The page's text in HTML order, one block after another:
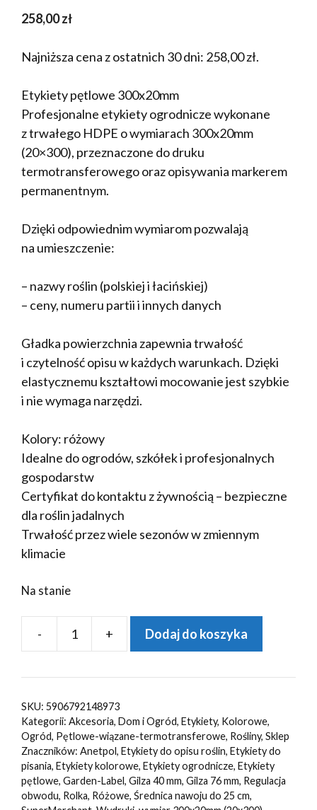
258,00zł
Najniższa cena z ostatnich 30 dni: 258,00zł.
Etykiety pętlowe 300x20mm
Profesjonalne etykiety ogrodnicze wykonane
z trwałego HDPE o wymiarach 300x20mm
(20×300), przeznaczone do druku
termotransferowego oraz opisywania markerem
permanentnym.
Dzięki odpowiednim wymiarom pozwalają
na umieszczenie:
– nazwy roślin (polskiej i łacińskiej)
– ceny, numeru partii i innych danych
Gładka powierzchnia zapewnia trwałość
i czytelność opisu w każdych warunkach. Dzięki
elastycznemu kształtowi mocowanie jest szybkie
i nie wymaga narzędzi.
Kolory: różowy
Idealne do ogrodów, szkółek i profesjonalnych
gospodarstw
Certyfikat do kontaktu z żywnością – bezpieczne
dla roślin jadalnych
Trwałość przez wiele sezonów w zmiennym
klimacie
Na stanie
-
ilość
ogrodnicze/sadownicze
RÓŻOWE
300x20mm(20x300)
(41-
121)
3750szt
+ Dodaj do koszyka
SKU: 5906792148973
Kategorii: Akcesoria, Dom i Ogród, Etykiety, Kolorowe,
Ogród, Pętlowe-wiązane-termotransferowe, Rośliny, Sklep
Znaczników: Anetpol, Etykiety do opisu roślin, Etykiety do
pisania, Etykiety kolorowe, Etykiety ogrodnicze, Etykiety
pętlowe, Garden-Label, Gilza 40 mm, Gilza 76 mm, Regulacja
obwodu, Rolka, Różowe, Średnica nawoju do 25 cm,